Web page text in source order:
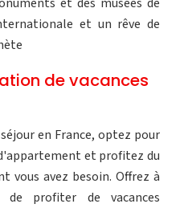
et un rêve de
de vacances
en France, optez pour
et profitez du
avez besoin. Offrez à
profiter de vacances